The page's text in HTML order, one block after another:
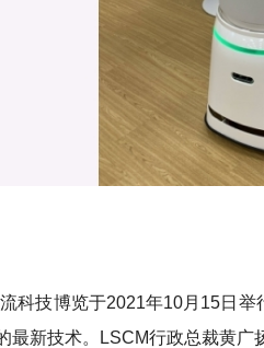
科技博览于2021年10月15日
新技术。LSCM行政总裁黄广